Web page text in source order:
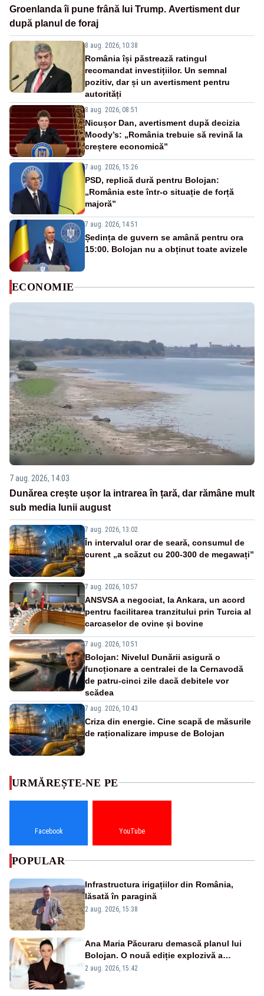
Groenlanda îi pune frână lui Trump. Avertisment dur
după planul de foraj
8 aug. 2026, 10:38
România își păstrează ratingul
recomandat investițiilor. Un semnal
pozitiv, dar și un avertisment pentru
autorități
8 aug. 2026, 08:51
Nicușor Dan, avertisment după decizia
Moody’s: „România trebuie să revină la
creștere economică”
7 aug. 2026, 15:26
PSD, replică dură pentru Bolojan:
„România este într-o situație de forță
majoră”
7 aug. 2026, 14:51
Ședința de guvern se amână pentru ora
15:00. Bolojan nu a obținut toate avizele
ECONOMIE
7 aug. 2026, 14:03
Dunărea crește ușor la intrarea în țară, dar rămâne mult
sub media lunii august
7 aug. 2026, 13:02
În intervalul orar de seară, consumul de
curent „a scăzut cu 200-300 de megawați”
7 aug. 2026, 10:57
ANSVSA a negociat, la Ankara, un acord
pentru facilitarea tranzitului prin Turcia al
carcaselor de ovine și bovine
7 aug. 2026, 10:51
Bolojan: Nivelul Dunării asigură o
funcționare a centralei de la Cernavodă
de patru-cinci zile dacă debitele vor
scădea
7 aug. 2026, 10:43
Criza din energie. Cine scapă de măsurile
de raționalizare impuse de Bolojan
URMĂREȘTE-NE PE
Facebook YouTube
POPULAR
Infrastructura irigațiilor din România,
lăsată în paragină
2 aug. 2026, 15:38
Ana Maria Păcuraru demască planul lui
Bolojan. O nouă ediție explozivă a
emisiunii „Miza Zilei” la Realitatea PLUS
2 aug. 2026, 15:42